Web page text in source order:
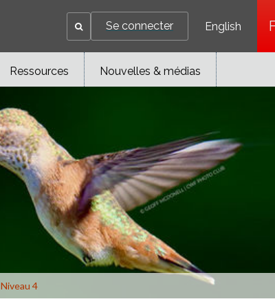
Se connecter English
Ressources Nouvelles & médias
Niveau 4